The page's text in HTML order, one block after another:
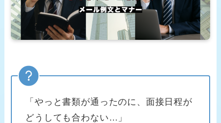
「やっと書類が通ったのに、面接日程が
どうしても合わない…」